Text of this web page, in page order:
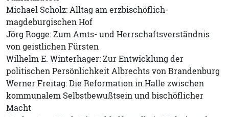
Michael Scholz: Alltag am erzbischöflich-
magdeburgischen Hof
Jörg Rogge: Zum Amts- und Herrschaftsverständnis
von geistlichen Fürsten
Wilhelm E. Winterhager: Zur Entwicklung der
politischen Persönlichkeit Albrechts von Brandenburg
Werner Freitag: Die Reformation in Halle zwischen
kommunalem Selbstbewußtsein und bischöflicher
Macht